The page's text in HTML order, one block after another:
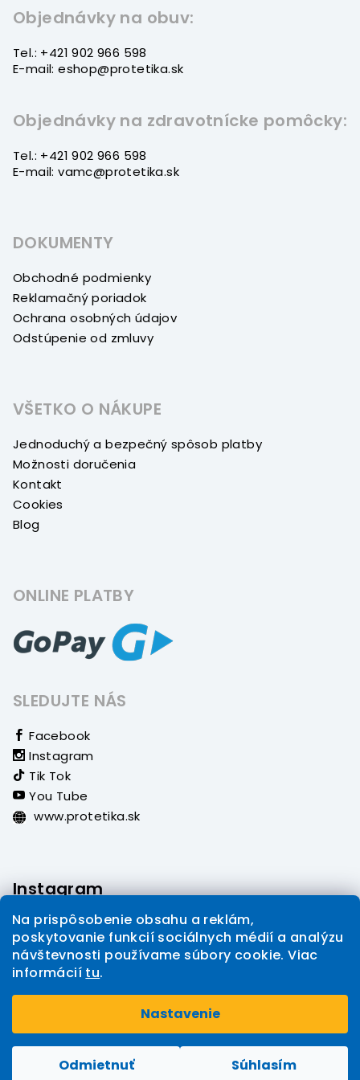
Na prispôsobenie obsahu a reklám,
poskytovanie funkcií sociálnych médií a analýzu
návštevnosti používame súbory cookie. Viac
informácií tu.
Nastavenie
Odmietnuť Súhlasím
Objednávky na obuv:
Tel.: +421 902 966 598
E-mail: eshop@protetika.sk
Objednávky na zdravotnícke pomôcky:
Tel.: +421 902 966 598
E-mail: vamc@protetika.sk
DOKUMENTY
Obchodné podmienky
Reklamačný poriadok
Ochrana osobných údajov
Odstúpenie od zmluvy
VŠETKO O NÁKUPE
Jednoduchý a bezpečný spôsob platby
Možnosti doručenia
Kontakt
Cookies
Blog
ONLINE PLATBY
SLEDUJTE NÁS
Facebook
Instagram
Tik Tok
You Tube
www.protetika.sk
Instagram
Sledovať na Instagrame
Upraviť nastavenie cookies